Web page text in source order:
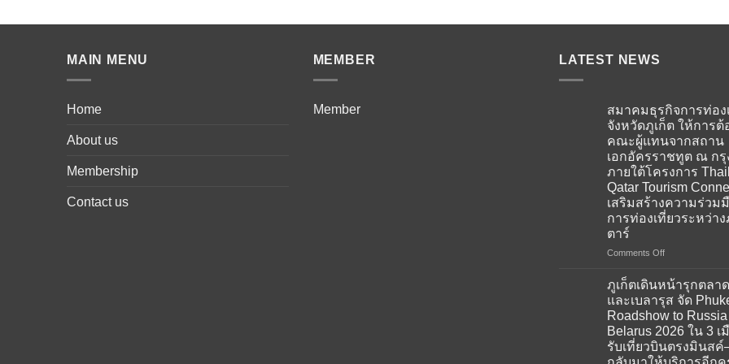
MAIN MENU
Home
About us
Membership
Contact us
MEMBER
Member
LATEST NEWS
สมาคมธุรกิจการท่อง
จังหวัดภูเก็ต ให้การต้
คณะผู้แทนจากสถาน
เอกอัครราชทูต ณ กรุ
ภายใต้โครงการ
Qatar Tourism
เสริมสร้างความร่วม
การท่องเที่ยวระหว่า
ตาร์
Comments Offon
ธุรกิจ
ท่อง
เที่ยว
จังหวัด
ภูเก็ต
ภูเก็ตเดินหน้ารุกตลา
และเบลารุส จัด
Roadshow to
Belarus 2026 ใน 3 เ
รับเที่ยวบินตรงมินสค์